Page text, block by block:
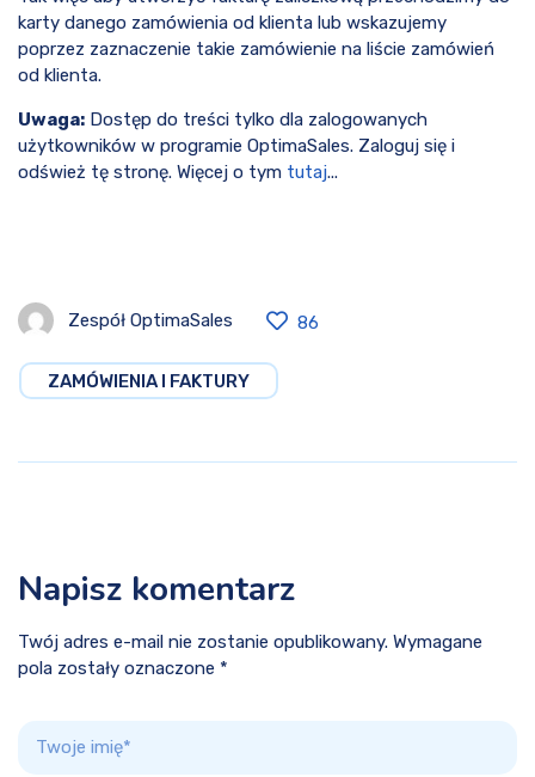
karty danego zamówienia od klienta lub wskazujemy
poprzez zaznaczenie takie zamówienie na liście zamówień
od klienta.
Uwaga: Dostęp do treści tylko dla zalogowanych
użytkowników w programie OptimaSales. Zaloguj się i
odśwież tę stronę. Więcej o tym tutaj...
Zespół OptimaSales 86
ZAMÓWIENIA I FAKTURY
Napisz komentarz
Twój adres e-mail nie zostanie opublikowany. Wymagane
pola zostały oznaczone *